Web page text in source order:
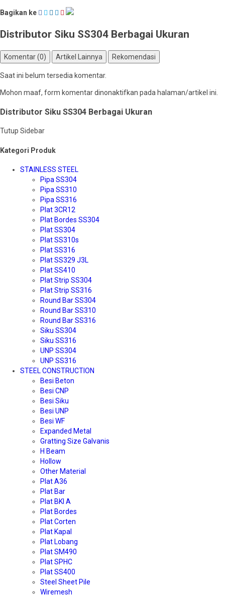
Bagikan ke
Distributor Siku SS304 Berbagai Ukuran
Komentar (0) Artikel Lainnya Rekomendasi
Saat ini belum tersedia komentar.
Mohon maaf, form komentar dinonaktifkan pada halaman/artikel ini.
Distributor Siku SS304 Berbagai Ukuran
Tutup Sidebar
Kategori Produk
STAINLESS STEEL
Pipa SS304
Pipa SS310
Pipa SS316
Plat 3CR12
Plat Bordes SS304
Plat SS304
Plat SS310s
Plat SS316
Plat SS329 J3L
Plat SS410
Plat Strip SS304
Plat Strip SS316
Round Bar SS304
Round Bar SS310
Round Bar SS316
Siku SS304
Siku SS316
UNP SS304
UNP SS316
STEEL CONSTRUCTION
Besi Beton
Besi CNP
Besi Siku
Besi UNP
Besi WF
Expanded Metal
Gratting Size Galvanis
H Beam
Hollow
Other Material
Plat A36
Plat Bar
Plat BKI A
Plat Bordes
Plat Corten
Plat Kapal
Plat Lobang
Plat SM490
Plat SPHC
Plat SS400
Steel Sheet Pile
Wiremesh